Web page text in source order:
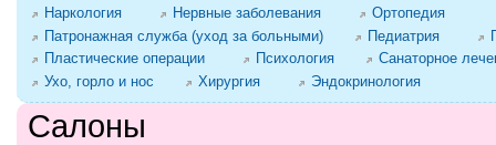
Наркология
Нервные заболевания
Ортопедия
Патронажная служба (уход за больными)
Педиатрия
Пластические операции
Психология
Санаторное
Ухо, горло и нос
Хирургия Эндокринология
Салоны